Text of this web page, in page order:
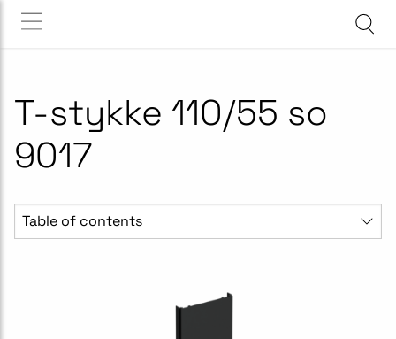
T-stykke 110/55 so
9017
Table of contents